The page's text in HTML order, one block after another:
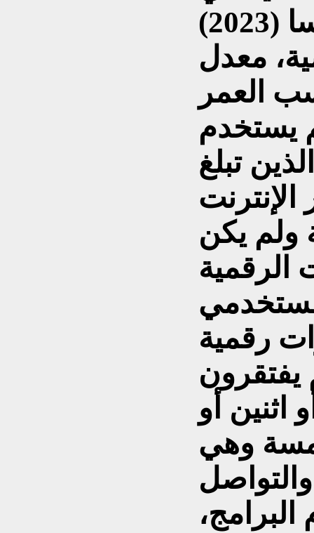
معدل
العمر
2021، لم يستخدم
تبلغ
الإنترنت
ولم يكن
الرقمية
من مستخدمي
رقمية
يفتقرون
اثنين أو
وهي